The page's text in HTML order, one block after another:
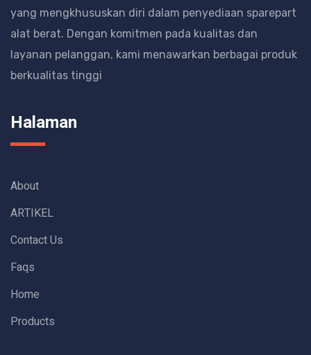
yang mengkhususkan diri dalam penyediaan sparepart
alat berat. Dengan komitmen pada kualitas dan
layanan pelanggan, kami menawarkan berbagai produk
berkualitas tinggi
Halaman
About
ARTIKEL
Contact Us
Faqs
Home
Products